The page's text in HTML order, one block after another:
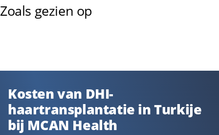
Zoals gezien op
Kosten van DHI-
haartransplantatie in Turkije
bij MCAN Health